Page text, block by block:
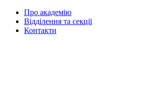
Про академію
Відділення та секції
Контакти